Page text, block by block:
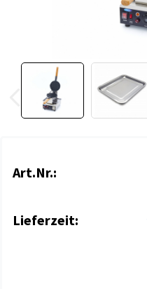
Art.Nr.:
Lieferzeit: